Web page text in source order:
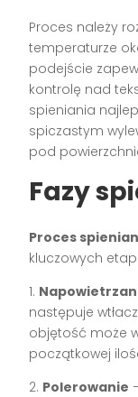
Proces należy
temperaturze
podejście
kontrolę nad
spieniania
spiczastym
pod
Fazy
Proces
kluczowych
1.
następuje
objętość może
początkowej
2. Polerowanie